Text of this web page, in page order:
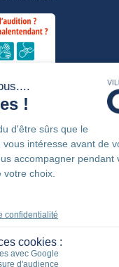
Mentions légales
Politique de confidentialité